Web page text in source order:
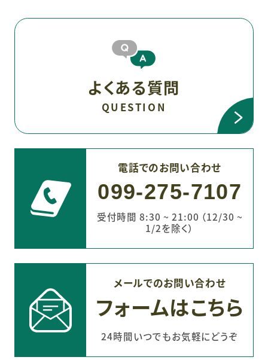
よくある質問
QUESTION
電話でのお問い合わせ
099-275-7107
受付時間 8:30 ~ 21:00 （12/30 ~
1/2を除く）
メールでのお問い合わせ
フォームはこちら
24時間いつでもお気軽にどうぞ